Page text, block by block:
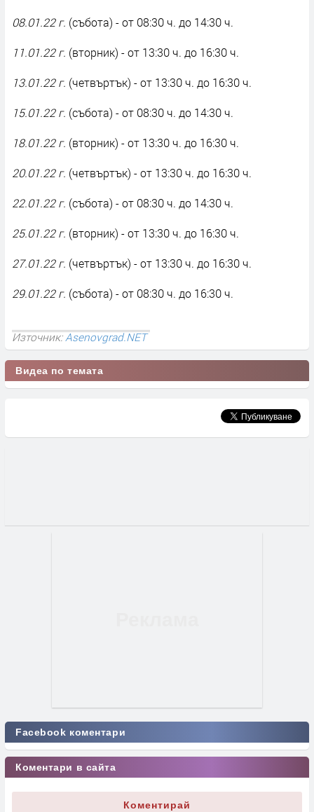
08.01.22 г. (събота) - от 08:30 ч. до 14:30 ч.
11.01.22 г. (вторник) - от 13:30 ч. до 16:30 ч.
13.01.22 г. (четвъртък) - от 13:30 ч. до 16:30 ч.
15.01.22 г. (събота) - от 08:30 ч. до 14:30 ч.
18.01.22 г. (вторник) - от 13:30 ч. до 16:30 ч.
20.01.22 г. (четвъртък) - от 13:30 ч. до 16:30 ч.
22.01.22 г. (събота) - от 08:30 ч. до 14:30 ч.
25.01.22 г. (вторник) - от 13:30 ч. до 16:30 ч.
27.01.22 г. (четвъртък) - от 13:30 ч. до 16:30 ч.
29.01.22 г. (събота) - от 08:30 ч. до 16:30 ч.
Източник:Asenovgrad.NET
Видеа по темата
Facebook коментари
Коментари в сайта
Коментирай